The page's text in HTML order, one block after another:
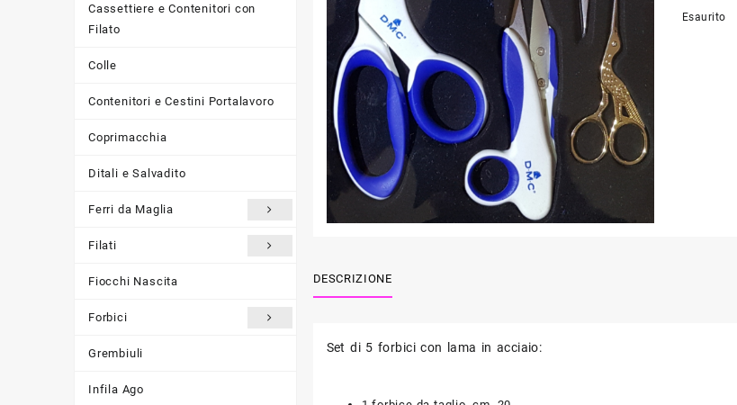
Cassettiere e Contenitori con
Filato
Colle
Contenitori e Cestini Portalavoro
Coprimacchia
Ditali e Salvadito
Ferri da Maglia
Filati
Fiocchi Nascita
Forbici
Grembiuli
Infila Ago
Esaurito
DESCRIZIONE
Set di 5 forbici con lama in acciaio: